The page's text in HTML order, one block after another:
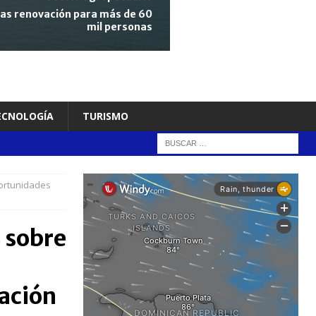
renovación para más de 60
mil personas
TURISMO